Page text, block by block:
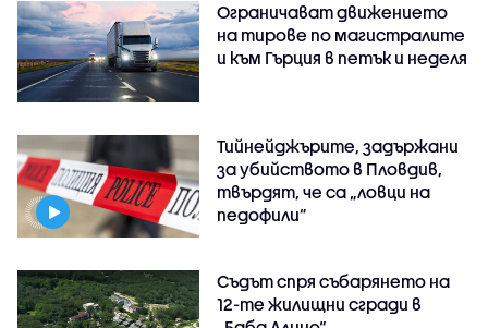
Ограничават движението
на тирове по магистралите
и към Гърция в петък и неделя
Тийнейджърите, задържани
за убийството в Пловдив,
твърдят, че са „ловци на
педофили”
Съдът спря събарянето на
12-те жилищни сгради в